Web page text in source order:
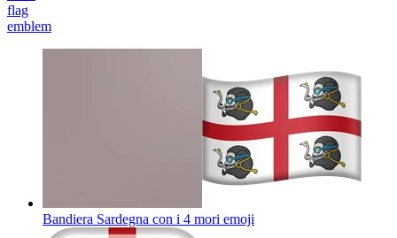
flag
emblem
Bandiera Sardegna con i 4 mori emoji